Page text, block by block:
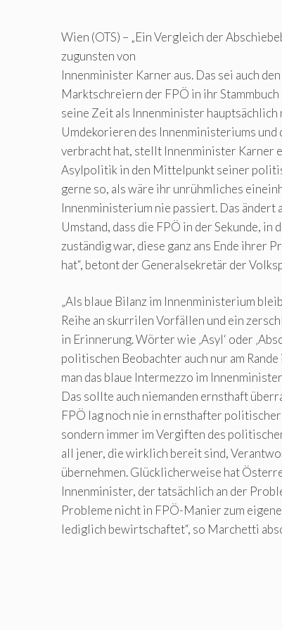
Wien (OTS) – „Ein Vergleich der
zugunsten von
Innenminister Karner aus. Das sei auch
Marktschreiern der FPÖ in ihr
seine Zeit als Innenminister
Umdekorieren des Innenministeriums und
verbracht hat, stellt Innenminister Karner
Asylpolitik in den Mittelpunkt seiner
gerne so, als wäre ihr unrühmliches
Innenministerium nie passiert. Das ändert
Umstand, dass die FPÖ in der Sekunde, in
zuständig war, diese ganz ans Ende ihrer
hat“, betont der Generalsekretär der
„Als blaue Bilanz im Innenministerium
Reihe an skurrilen Vorfällen und ein
in Erinnerung. Wörter wie ‚Asyl‘ oder
politischen Beobachter auch nur am
man das blaue Intermezzo im
Das sollte auch niemanden ernsthaft
FPÖ lag noch nie in ernsthafter
sondern immer im Vergiften des
all jener, die wirklich bereit sind,
übernehmen. Glücklicherweise hat
Innenminister, der tatsächlich an der
Probleme nicht in FPÖ-Manier zum
lediglich bewirtschaftet“, so Marchetti